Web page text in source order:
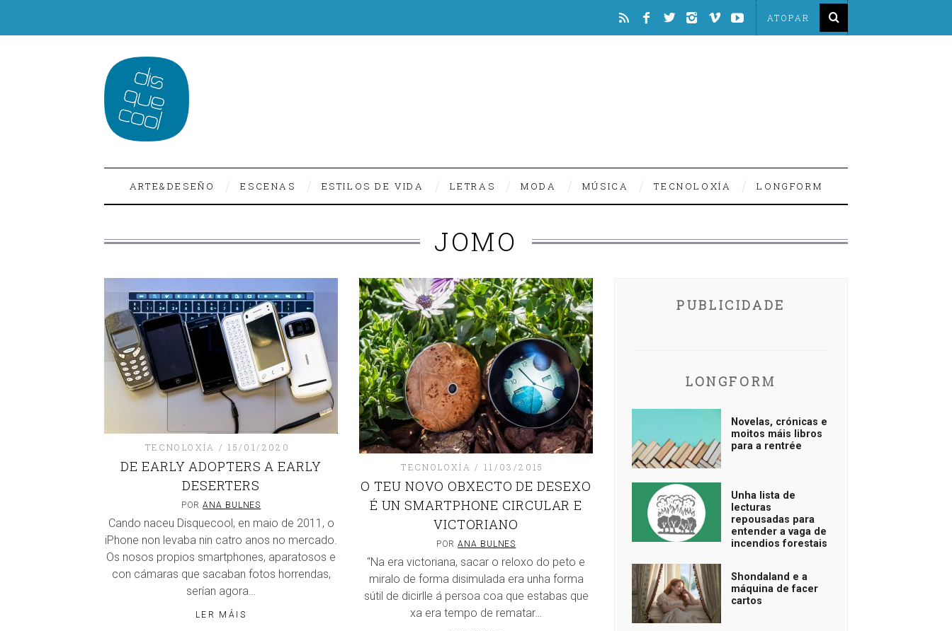
ARTE&DESEÑO ESCENAS ESTILOS DE VIDA LETRAS MODA MÚSICA TECNOLOXÍA LONGFORM
JOMO
TECNOLOXÍA 15/01/2020
DE EARLY ADOPTERS A EARLY
DESERTERS
PORANA BULNES
Cando naceu Disquecool, en maio de 2011, o
iPhone non levaba nin catro anos no mercado.
Os nosos propios smartphones, aparatosos e
con cámaras que sacaban fotos horrendas,
serían agora…
LER MÁIS
TECNOLOXÍA 11/03/2015
O TEU NOVO OBXECTO DE DESEXO
É UN SMARTPHONE CIRCULAR E
VICTORIANO
PORANA BULNES
“Na era victoriana, sacar o reloxo do peto e
miralo de forma disimulada era unha forma
sútil de dicirlle á persoa coa que estabas que
xa era tempo de rematar…
PUBLICIDADE
LONGFORM
Novelas, crónicas e
moitos máis libros
para a rentrée
Unha lista de
lecturas
repousadas para
entender a vaga de
incendios forestais
Shondaland e a
máquina de facer
cartos